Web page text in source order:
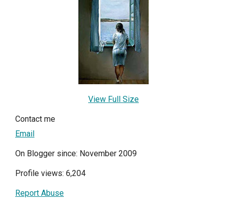
View Full Size
Contact me
Email
On Blogger since: November 2009
Profile views: 6,204
Report Abuse